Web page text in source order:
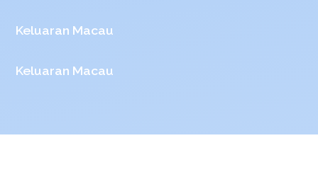
Keluaran Macau
Keluaran Macau